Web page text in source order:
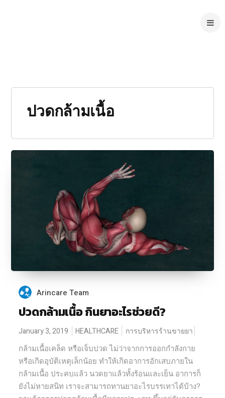
ปวดกล้ามเนื้อ
Arincare Team
ปวดกล้ามเนื้อ กินยาอะไรช่วยดี?
January 3, 2019 HEALTHCARE การบริหารร้านขายยา
กล้ามเนื้อเคล็ด หรือเจ็บปวด ไม่ว่าจากการออกกำลังกาย
หรือเกิดอุบัติเหตุเล็กน้อย ทำให้เกิดอาการอักเสบภายใน
กล้ามเนื้อ ประคบแล้ว นวดยาแล้วทั้งร้อนและเย็น อาการก็
ยังไม่หายสนิท เราจะสามารถทานยาอะไรบรรเทาได้บ้าง?